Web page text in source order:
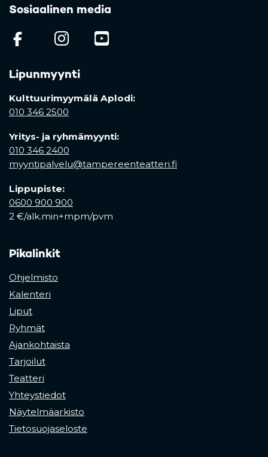
Sosiaalinen media
(opens in a new tab)
(opens in a new tab)
Lipunmyynti
Kulttuurimyymälä Aplodi:
010 346 2500
Yritys- ja ryhmämyynti:
010 346 2400
myyntipalvelu@tampereenteatteri.fi
Lippupiste:
0600 900 900
2 €/alk.min+mpm/pvm
Pikalinkit
Ohjelmisto
Kalenteri
Liput
Ryhmät
Ajankohtaista
Tarjoilut
Teatteri
Yhteystiedot
Näytelmäarkisto
Tietosuojaseloste